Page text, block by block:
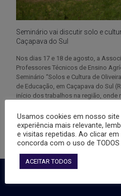
Seminário vai discutir solo e
Caçapava do Sul
Nos dias 17 e 18 de agosto, a
Professores Técnicos de Ensino
Seminário “Solos e Cultura de
de Educação, em Caçapava do Sul
início dos trabalhos na região, onde
2
Usamos cookies em nosso
experiência mais relevante,
e visitas repetidas. Ao clicar em
concorda com o uso de TODOS
ACEITAR TODOS